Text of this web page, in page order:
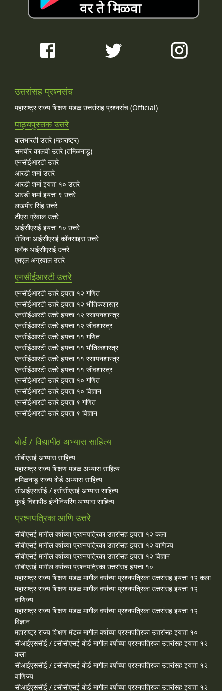
उत्तरांसह प्रश्नसंच
महाराष्ट्र राज्य शिक्षण मंडळ उत्तरांसह प्रश्नसंच (Official)
पाठ्यपुस्तक उत्तरे
बालभारती उत्तरे (महाराष्ट्र)
समचीर कालवी उत्तरे (तमिळनाडू)
एनसीईआरटी उत्तरे
आरडी शर्मा उत्तरे
आरडी शर्मा इयत्ता १० उत्तरे
आरडी शर्मा इयत्ता ९ उत्तरे
लखमीर सिंह उत्तरे
टीएस ग्रेवाल उत्तरे
आईसीएसई इयत्ता १० उत्तरे
सेलिना आईसीएसई कॉनसाइस उत्तरे
फ्रँक आईसीएसई उत्तरे
एमएल अग्रवाल उत्तरे
एनसीईआरटी उत्तरे
एनसीईआरटी उत्तरे इयत्ता १२ गणित
एनसीईआरटी उत्तरे इयत्ता १२ भौतिकशास्त्र
एनसीईआरटी उत्तरे इयत्ता १२ रसायनशास्त्र
एनसीईआरटी उत्तरे इयत्ता १२ जीवशास्त्र
एनसीईआरटी उत्तरे इयत्ता ११ गणित
एनसीईआरटी उत्तरे इयत्ता ११ भौतिकशास्त्र
एनसीईआरटी उत्तरे इयत्ता ११ रसायनशास्त्र
एनसीईआरटी उत्तरे इयत्ता ११ जीवशास्त्र
एनसीईआरटी उत्तरे इयत्ता १० गणित
एनसीईआरटी उत्तरे इयत्ता १० विज्ञान
एनसीईआरटी उत्तरे इयत्ता ९ गणित
एनसीईआरटी उत्तरे इयत्ता ९ विज्ञान
बोर्ड / विद्यापीठ अभ्यास साहित्य
सीबीएसई अभ्यास साहित्य
महाराष्ट्र राज्य शिक्षण मंडळ अभ्यास साहित्य
तमिळनाडू राज्य बोर्ड अभ्यास साहित्य
सीआईएससीई / इसीसीएसई अभ्यास साहित्य
मुंबई विद्यापीठ इंजीनियरिंग अभ्यास साहित्य
प्रश्नपत्रिका आणि उत्तरे
सीबीएसई मागील वर्षाच्या प्रश्‍नपत्रिका उत्तरांसह इयत्ता १२ कला
सीबीएसई मागील वर्षाच्या प्रश्‍नपत्रिका उत्तरांसह इयत्ता १२ वाणिज्य
सीबीएसई मागील वर्षाच्या प्रश्‍नपत्रिका उत्तरांसह इयत्ता १२ विज्ञान
सीबीएसई मागील वर्षाच्या प्रश्‍नपत्रिका उत्तरांसह इयत्ता १०
महाराष्ट्र राज्य शिक्षण मंडळ मागील वर्षाच्या प्रश्‍नपत्रिका उत्तरांसह इयत्ता १२ कला
महाराष्ट्र राज्य शिक्षण मंडळ मागील वर्षाच्या प्रश्‍नपत्रिका उत्तरांसह इयत्ता १२
वाणिज्य
महाराष्ट्र राज्य शिक्षण मंडळ मागील वर्षाच्या प्रश्‍नपत्रिका उत्तरांसह इयत्ता १२
विज्ञान
महाराष्ट्र राज्य शिक्षण मंडळ मागील वर्षाच्या प्रश्‍नपत्रिका उत्तरांसह इयत्ता १०
सीआईएससीई / इसीसीएसई बोर्ड मागील वर्षाच्या प्रश्‍नपत्रिका उत्तरांसह इयत्ता १२
कला
सीआईएससीई / इसीसीएसई बोर्ड मागील वर्षाच्या प्रश्‍नपत्रिका उत्तरांसह इयत्ता १२
वाणिज्य
सीआईएससीई / इसीसीएसई बोर्ड मागील वर्षाच्या प्रश्‍नपत्रिका उत्तरांसह इयत्ता १२